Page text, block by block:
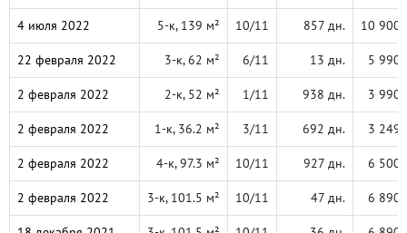
4 июля 2022 5-к, 139 м² 10/11 857 дн. 10 900
22 февраля 2022 3-к, 62 м² 6/11 13 дн. 5 990
2 февраля 2022 2-к, 52 м² 1/11 938 дн. 3 990
2 февраля 2022 1-к, 36.2 м² 3/11 692 дн. 3 249
2 февраля 2022 4-к, 97.3 м² 10/11 927 дн. 6 500
2 февраля 2022 3-к, 101.5 м² 10/11 47 дн. 6 890